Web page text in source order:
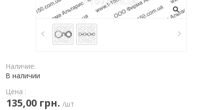
Наличие:
В наличии
Цена :
135,00 грн. /шт